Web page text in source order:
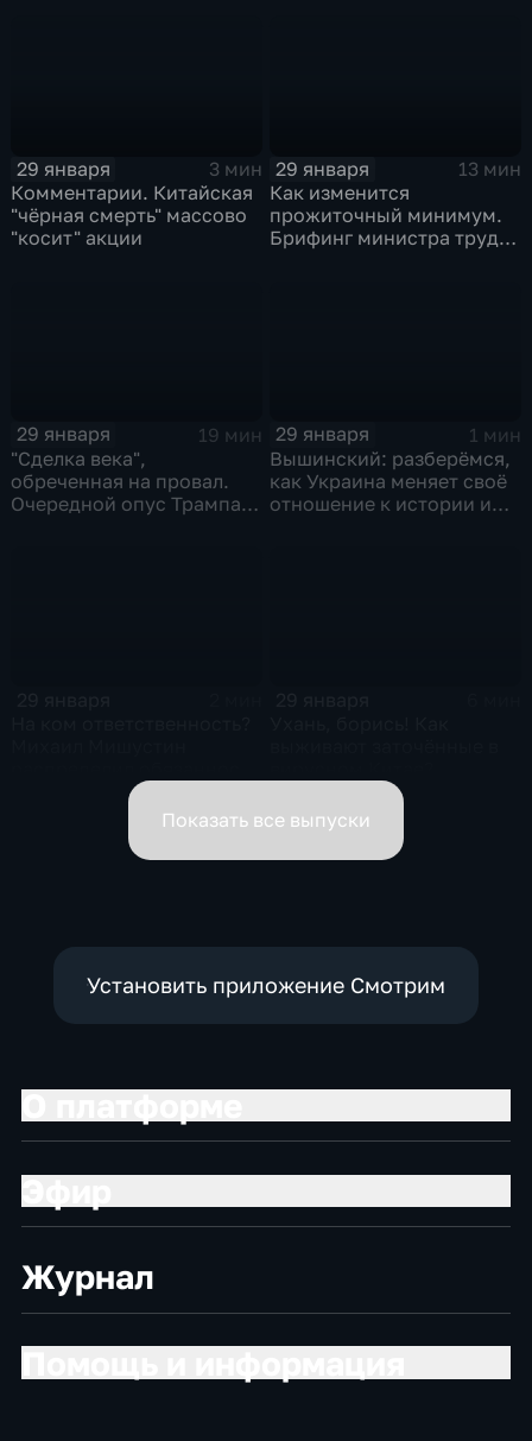
29 января
3 мин
Комментарии. Китайская
"чёрная смерть" массово
"косит" акции
29 января
13 мин
Как изменится
прожиточный минимум.
Брифинг министра труда
29 января
19 мин
"Сделка века",
обреченная на провал.
Очередной опус Трампа.
29 января
1 мин
Вышинский: разберёмся,
как Украина меняет своё
отношение к истории и
вице-премьеров
Показать все выпуски
Установить приложение Смотрим
Журнал